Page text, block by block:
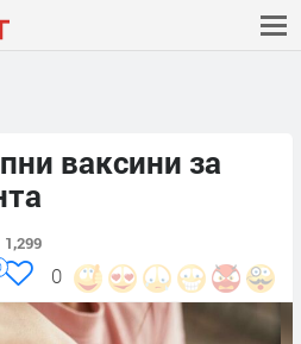
ваксини за
1,299
0